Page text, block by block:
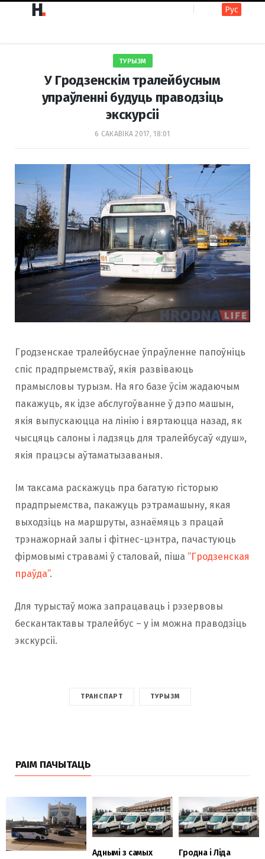
b
o
o
k
g
a
Рус
ТУРЫЗМ
У Гродзенскім тралейбусным
упраўленні будуць праводзіць
экскурсіі
6 САКАВІКА 2017, 18:01
Гродзенскае тралейбуснае ўпраўленне папоўніць
спіс прадпрыемстваў, якія развіваюць
прамысловы турызм. На яго базе ўсім жадаючым
пакажуць, як ідзе абслугоўванне ў дэпо машын,
якія выпускаюцца на лінію і вяртаюцца назад, як
чысцяць салоны і ладзяць для тралейбусаў «душ»,
якія працэсы аўтаматызаваныя.
Ім таксама раскажуць пра багатую гісторыю
прадпрыемства, пакажуць рэтрамашыну, якая
выходзіць на маршруты, азнаёмяць з працай
трэнажорнай залы і фітнес-цэнтра, пачастуюць
фірмовымі стравамі ў сталовай, піша “Гродзенская
праўда”.
Для турыстаў можа запрацаваць і рэзервовы
бескантактавы тралейбус – у ім можна праводзіць
экскурсіі.
ТРАНСПАРТ ТУРЫЗМ
РАІМ ПАЧЫТАЦЬ
Аднымі з самых
Гродна і Ліда